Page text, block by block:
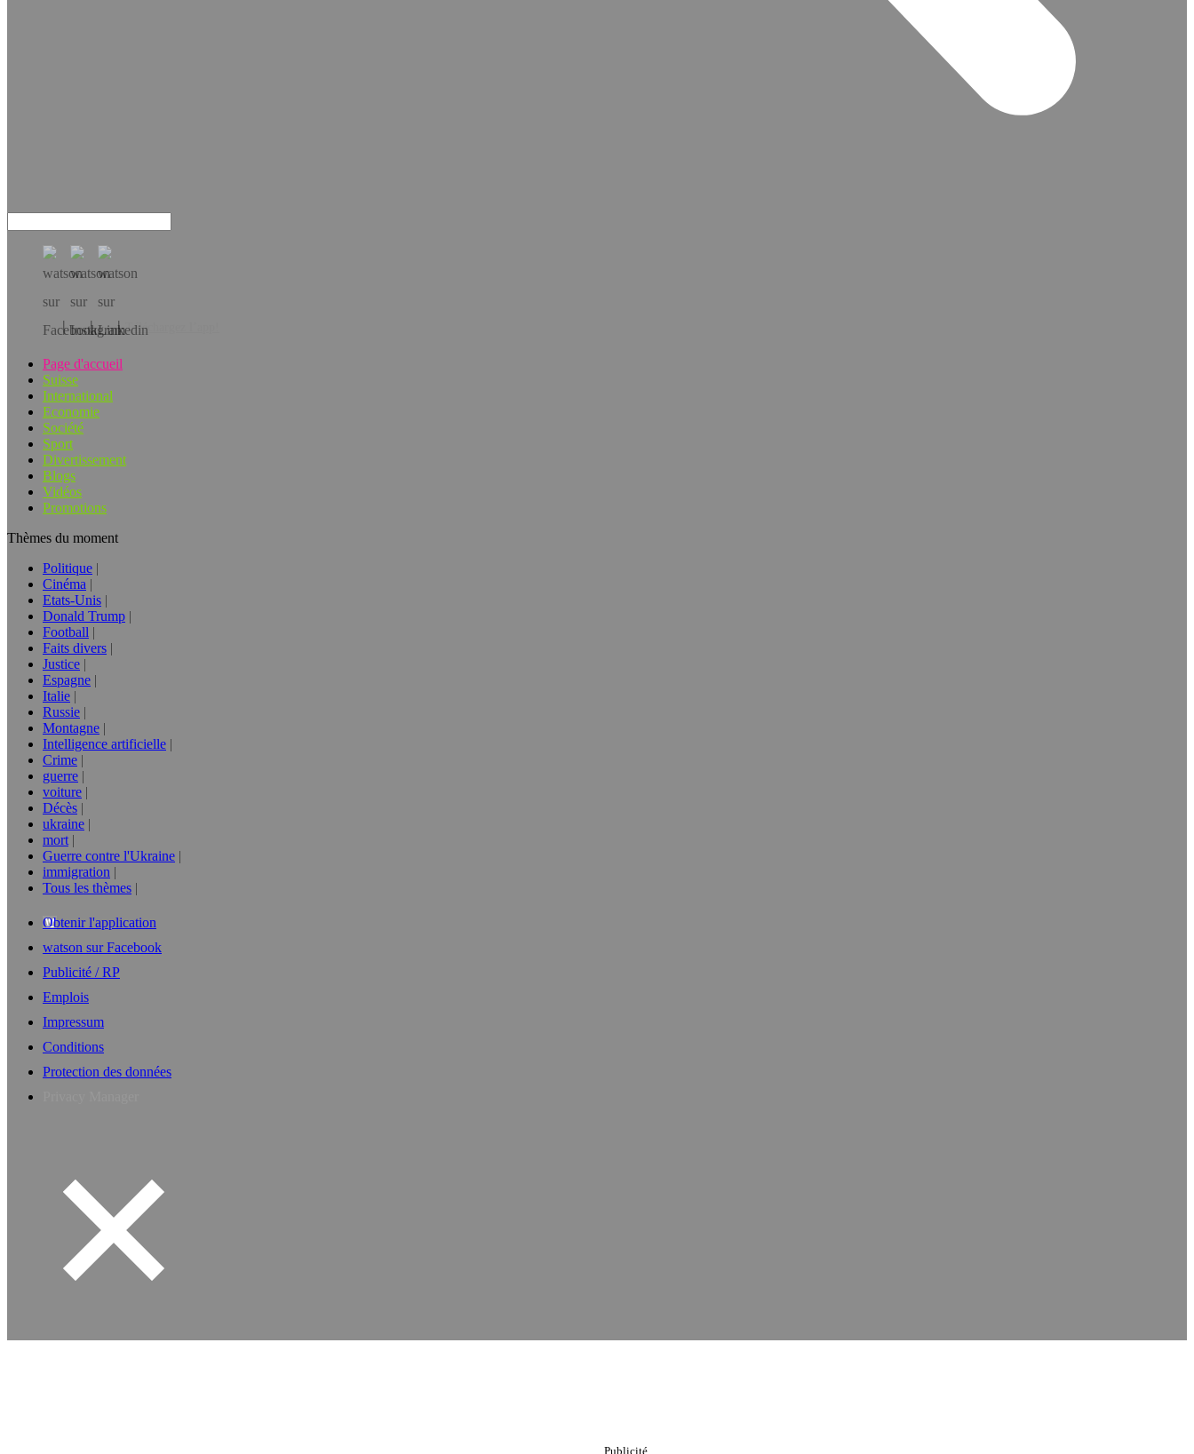
Téléchargez l’app!
Page d'accueil
Suisse
International
Economie
Société
Sport
Divertissement
Blogs
Vidéos
Promotions
Thèmes du moment
Politique
Cinéma
Etats-Unis
Donald Trump
Football
Faits divers
Justice
Espagne
Italie
Russie
Montagne
Intelligence artificielle
Crime
guerre
voiture
Décès
ukraine
mort
Guerre contre l'Ukraine
immigration
Tous les thèmes
Obtenir l'application
watson sur Facebook
Publicité / RP
Emplois
Impressum
Conditions
Protection des données